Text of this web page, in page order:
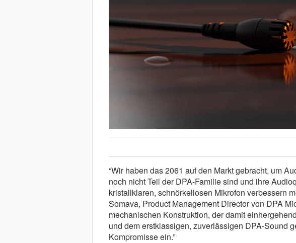
“Wir haben das 2061 auf den Markt gebracht, um
noch nicht Teil der DPA-Familie sind und ihre
kristallklaren, schnörkellosen Mikrofon verbessern
Somava, Product Management Director von DPA
mechanischen Konstruktion, der damit
und dem erstklassigen, zuverlässigen DPA-Sound
Kompromisse ein.”